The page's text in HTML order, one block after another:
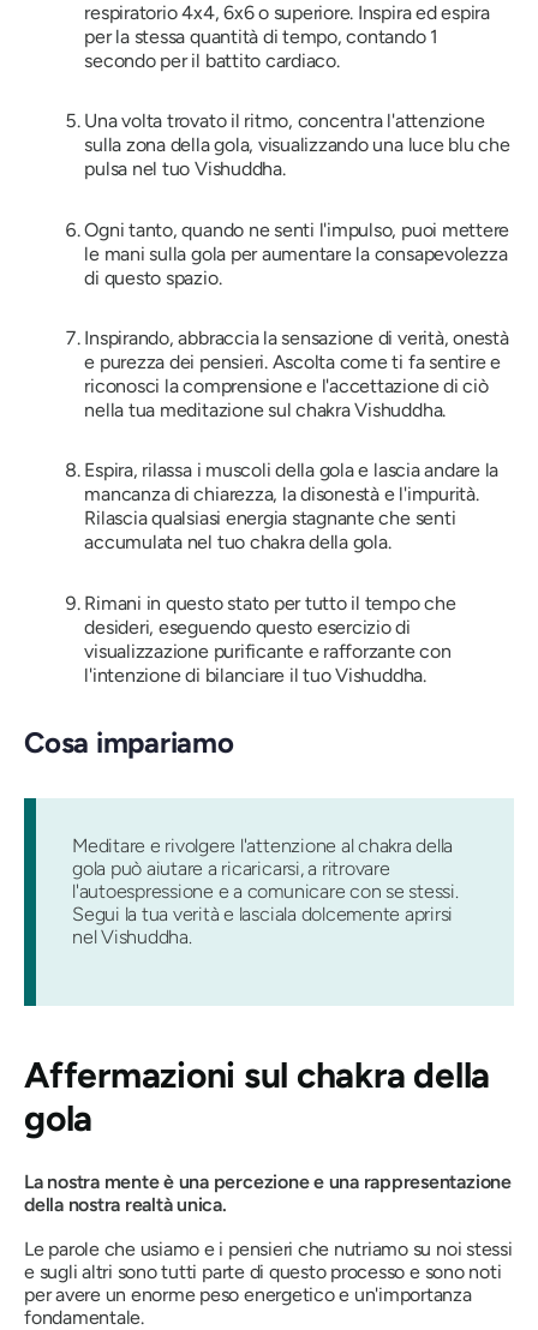
respiratorio 4x4, 6x6 o superiore. Inspira ed espira
per la stessa quantità di tempo, contando 1
secondo per il battito cardiaco.
Una volta trovato il ritmo, concentra l'attenzione
sulla zona della gola, visualizzando una luce blu che
pulsa nel tuo Vishuddha.
Ogni tanto, quando ne senti l'impulso, puoi mettere
le mani sulla gola per aumentare la consapevolezza
di questo spazio.
Inspirando, abbraccia la sensazione di verità, onestà
e purezza dei pensieri. Ascolta come ti fa sentire e
riconosci la comprensione e l'accettazione di ciò
nella tua meditazione sul chakra Vishuddha.
Espira, rilassa i muscoli della gola e lascia andare la
mancanza di chiarezza, la disonestà e l'impurità.
Rilascia qualsiasi energia stagnante che senti
accumulata nel tuo chakra della gola.
Rimani in questo stato per tutto il tempo che
desideri, eseguendo questo esercizio di
visualizzazione purificante e rafforzante con
l'intenzione di bilanciare il tuo Vishuddha.
Cosa impariamo
Meditare e rivolgere l'attenzione al chakra della
gola può aiutare a ricaricarsi, a ritrovare
l'autoespressione e a comunicare con se stessi.
Segui la tua verità e lasciala dolcemente aprirsi
nel Vishuddha.
Affermazioni sul chakra della
gola
La nostra mente è una percezione e una rappresentazione
della nostra realtà unica.
Le parole che usiamo e i pensieri che nutriamo su noi stessi
e sugli altri sono tutti parte di questo processo e sono noti
per avere un enorme peso energetico e un'importanza
fondamentale.